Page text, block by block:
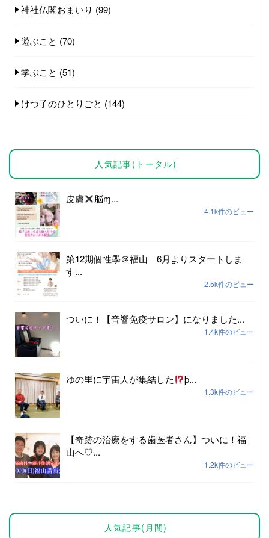
神社仏閣おまいり (99)
遊ぶこと (70)
学ぶこと (51)
けつ子のひとりごと (144)
人気記事(トータル)
皮膚 脳ɱ...
4.1k件のビュー
第12期個性學＠福山 6月よりスタートしま
す...
2.5k件のビュー
ついに！【音響免疫サロン】になりました...
1.4k件のビュー
ゆの里に宇宙人が集結した þ...
1.3k件のビュー
【奇跡の治療をする歯医者さん】ついに！福
山へ♡...
1.2k件のビュー
人気記事(月間)